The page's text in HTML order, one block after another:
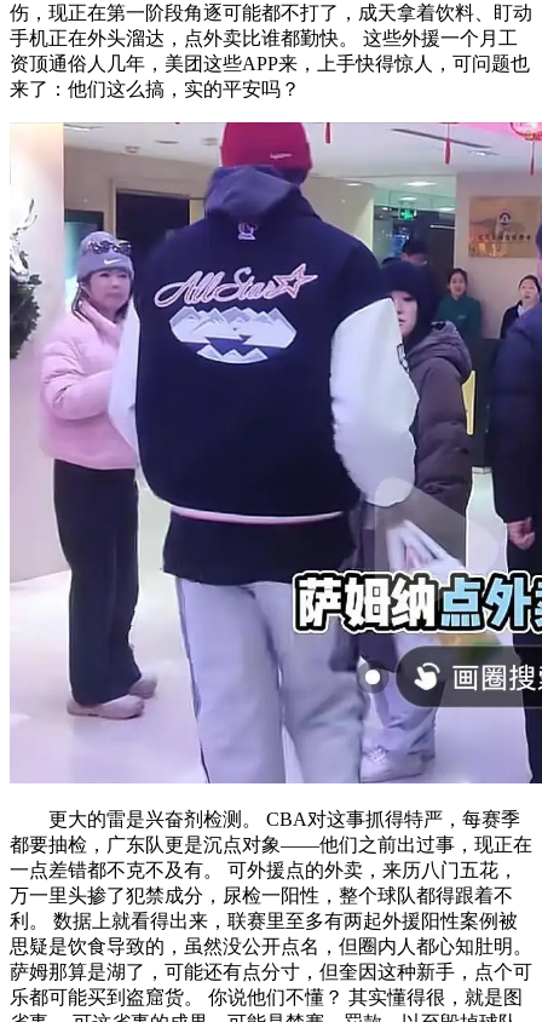
伤，现正在第一阶段角逐可能都不打了，成天拿着饮料、盯动
手机正在外头溜达，点外卖比谁都勤快。 这些外援一个月工
资顶通俗人几年，美团这些APP来，上手快得惊人，可问题也
来了：他们这么搞，实的平安吗？
更大的雷是兴奋剂检测。 CBA对这事抓得特严，每赛季
都要抽检，广东队更是沉点对象——他们之前出过事，现正在
一点差错都不克不及有。 可外援点的外卖，来历八门五花，
万一里头掺了犯禁成分，尿检一阳性，整个球队都得跟着不
利。 数据上就看得出来，联赛里至多有两起外援阳性案例被
思疑是饮食导致的，虽然没公开点名，但圈内人都心知肚明。
萨姆那算是湖了，可能还有点分寸，但奎因这种新手，点个可
乐都可能买到盗窟货。 你说他们不懂？ 其实懂得很，就是图